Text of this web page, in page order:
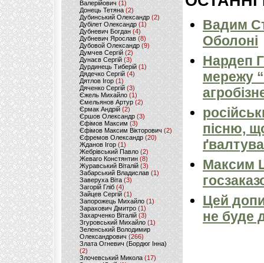
Валерійович (1)
Донець Тетяна (2)
Дубинський Олександр(2)
Дубілет Олександр (1)
Дубневич Богдан (4)
Дубневич Ярослав (8)
Дубовой Олександр(9)
Думчев Сергій (2)
Дунаєв Сергій(3)
Дурдинець Тиберій (1)
Дядечко Сергій (4)
Дятлов Ігор (1)
Дяченко Сергій (3)
Єжель Михайло (1)
Ємельянов Артур (2)
Єрмак Андрій (2)
Єршов Олександр (3)
Єфімов Максим (3)
Єфімов Максим Вікторович (2)
Єфремов Олександр (20)
Жданов Ігор (1)
Жебрівський Павло (2)
Жеваго Констянтин (8)
Журавський Віталій (3)
Забарський Владислав (1)
Заверуха Віта (3)
Загорій Гліб (4)
Зайцев Сергій(1)
Запорожець Михайло (1)
Зарахович Дмитро (1)
Захарченко Віталій (3)
Згуровський Михайло (1)
Зеленський Володимир
Олександрович (266)
Злата Огневич (Бордюг Інна)
(2)
Злочевський Микола(17)
Вадим
Оболоні
Нардеп
мережу
пісню,
Максим
Цей
не буде